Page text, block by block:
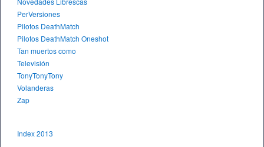
PerVersiones
Pilotos DeathMatch
Pilotos DeathMatch Oneshot
Tan muertos como
Televisión
TonyTonyTony
Volanderas
Zap
Index 2013